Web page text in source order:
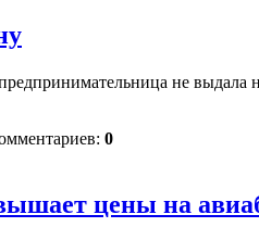
не выдала
0
цены на